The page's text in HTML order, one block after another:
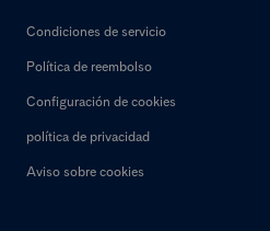
Condiciones de servicio
Política de reembolso
Configuración de cookies
política de privacidad
Aviso sobre cookies